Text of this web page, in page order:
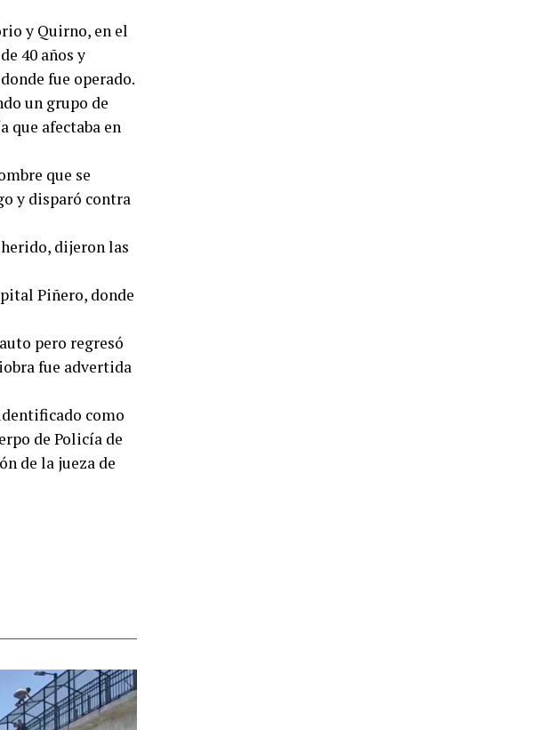
y Quirno, en el
40 años y
fue operado.
un grupo de
que afectaba en
que se
y disparó contra
dijeron las
Piñero, donde
pero regresó
fue advertida
como
de Policía de
de la jueza de